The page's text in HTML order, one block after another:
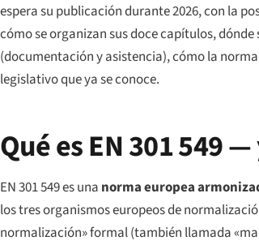
espera su publicación durante 2026, con la
cómo se organizan sus doce capítulos,
(documentación y asistencia), cómo la
legislativo que ya se conoce.
Qué es EN 301 549
EN 301 549 es una norma europea
los tres organismos europeos de
normalización» formal (también llamada